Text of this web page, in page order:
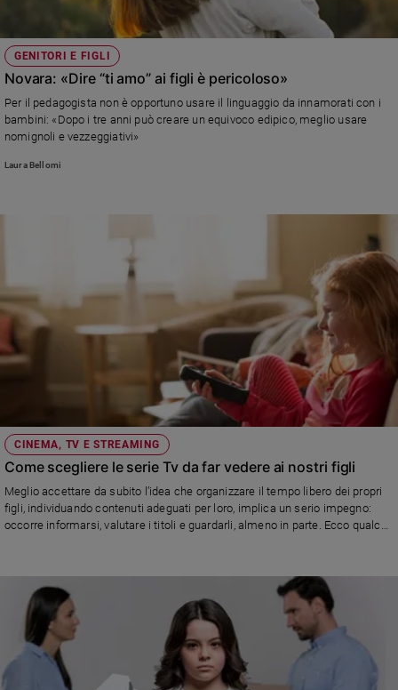
Società
e
valori
Ambiente
e
Creato
Volontariato
della
settimana
Diversità
Cultura
e
spettacoli
Sanremo
Tv
streaming
Libri
Musica
GENITORI E FIGLI
Novara: «Dire “ti amo” ai figli è pericoloso»
Per il pedagogista non è opportuno usare il linguaggio da innamorati con i
bambini: «Dopo i tre anni può creare un equivoco edipico, meglio usare
nomignoli e vezzeggiativi»
Laura Bellomi
CINEMA, TV E STREAMING
Come scegliere le serie Tv da far vedere ai nostri figli
Meglio accettare da subito l’idea che organizzare il tempo libero dei propri
figli, individuando contenuti adeguati per loro, implica un serio impegno:
occorre informarsi, valutare i titoli e guardarli, almeno in parte. Ecco qualche